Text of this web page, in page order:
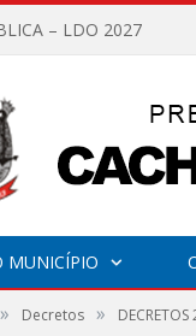
– LDO 2027
MUNICÍPIO
» Decretos »